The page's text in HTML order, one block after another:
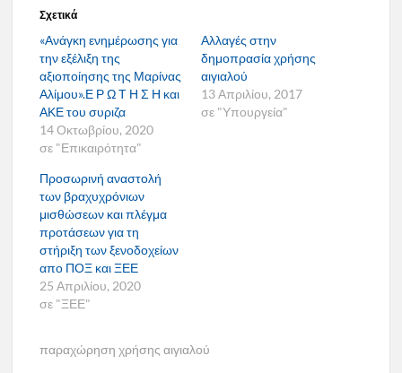
Σχετικά
«Ανάγκη ενημέρωσης για
την εξέλιξη της
αξιοποίησης της Μαρίνας
Αλίμου».Ε Ρ Ω Τ Η Σ Η και
ΑΚΕ του συριζα
14 Οκτωβρίου, 2020
σε "Επικαιρότητα"
Αλλαγές στην
δημοπρασία χρήσης
αιγιαλού
13 Απριλίου, 2017
σε "Υπουργεία"
Προσωρινή αναστολή
των βραχυχρόνιων
μισθώσεων και πλέγμα
προτάσεων για τη
στήριξη των ξενοδοχείων
απο ΠΟΞ και ΞΕΕ
25 Απριλίου, 2020
σε "ΞΕΕ"
παραχώρηση χρήσης αιγιαλού